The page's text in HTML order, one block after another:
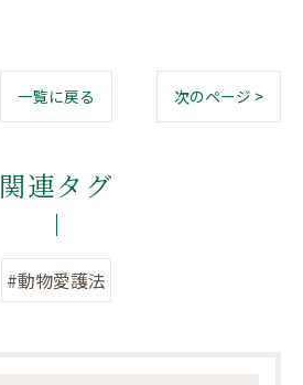
一覧に戻る 次のページ >
関連タグ
#動物愛護法